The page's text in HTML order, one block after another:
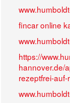
fincar online
https://
hannover.de/
rezeptfrei-